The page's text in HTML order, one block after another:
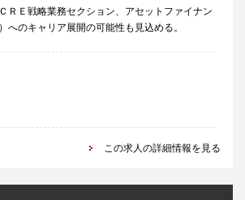
ＲＥ戦略業務セクション、アセットファイナン
へのキャリア展開の可能性も見込める。
この求人の詳細情報を見る